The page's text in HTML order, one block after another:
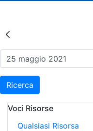
Risultati
Ricerca
Voci Risorse
Qualsiasi Risorsa